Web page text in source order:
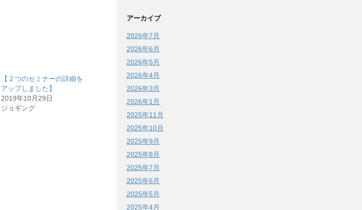
【２つのセミナーの詳細を
アップしました】
2019年10月29日
ジョギング
アーカイブ
2026年7月
2026年6月
2026年5月
2026年4月
2026年3月
2026年1月
2025年11月
2025年10月
2025年9月
2025年8月
2025年7月
2025年6月
2025年5月
2025年4月